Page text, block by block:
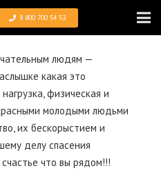
8 800 700 54 52
людям —
какая это
физическая и
молодыми людьми
их бескорыстием и
делу спасения
что вы рядом!!!